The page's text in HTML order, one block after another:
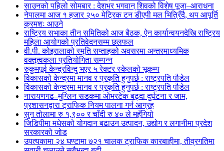
साउनको पहिलो सोमबार : देशभर भगवान् शिवको विशेष पूजा–आराधना
नेपालमा आज १ हजार २५० मेट्रिक टन डीएपी मल भित्रिँदै, थप आपूर्ति
क्रमशः आउने
राष्ट्रिय सभाका तीन समितिको आज बैठक, ऐन कार्यान्वयनदेखि राष्ट्रिय
महिला आयोगको प्रतिवेदनसम्म छलफल
वी.पी. कोइरालाको स्मृति सप्ताहको अवसरमा अन्तरमाध्यमिक
वक्तृत्वकला प्रतियोगिता सम्पन्न
रुकुमपूर्व केन्द्रविन्दु भएर ५ रेक्टर स्केलको भूकम्प
विकासको केन्द्रमा मानव र प्रकृति हुनुपर्छ : राष्ट्रपति पौडेल
विकासको केन्द्रमा मानव र प्रकृति हुनुपर्छ : राष्ट्रपति पौडेल
नारायणगढ–मुग्लिन सडकमा ओभरटेक बढ्दा दुर्घटना र जाम,
प्रशासनद्वारा ट्राफिक नियम पालना गर्न आग्रह
सुन तोलामा रु १,९०० र चाँदी रु ४० ले महँगियो
जिडिपीमा मधेसको योगदान बढाउन उत्पादन, उद्योग र लगानीमा प्रदेश
सरकारको जोड
उपत्यकामा २४ घण्टामा ७२१ चालक ट्राफिक कारबाहीमा, तीव्रगतिमा